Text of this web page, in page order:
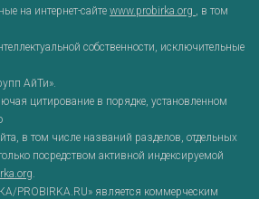
на интернет-сайте www.probirka.org , в том
собственности, исключительные
АйТи».
цитирование в порядке, установленном
в том числе названий разделов, отдельных
посредством активной индексируемой
.
PROBIRKA.RU» является коммерческим